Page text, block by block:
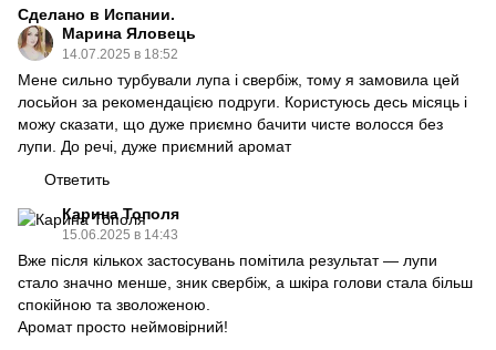
Сделано в Испании.
Марина Яловець
14.07.2025 в 18:52
Мене сильно турбували лупа і свербіж, тому я замовила цей
лосьйон за рекомендацією подруги. Користуюсь десь місяць і
можу сказати, що дуже приємно бачити чисте волосся без
лупи. До речі, дуже приємний аромат
Ответить
Карина Тополя
15.06.2025 в 14:43
Вже після кількох застосувань помітила результат — лупи
стало значно менше, зник свербіж, а шкіра голови стала більш
спокійною та зволоженою.
Аромат просто неймовірний!